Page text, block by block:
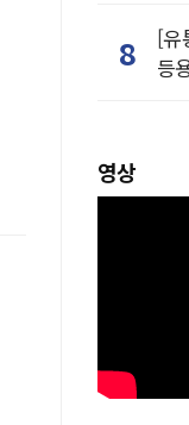
8
[유
등
영상